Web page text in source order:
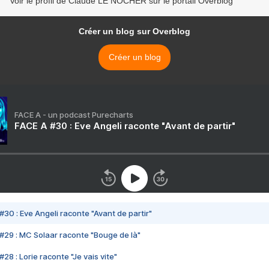
Créer un blog sur Overblog
Créer un blog
FACE A - un podcast Purecharts
FACE A #30 : Eve Angeli raconte "Avant de partir"
#30 : Eve Angeli raconte "Avant de partir"
#29 : MC Solaar raconte "Bouge de là"
#28 : Lorie raconte "Je vais vite"